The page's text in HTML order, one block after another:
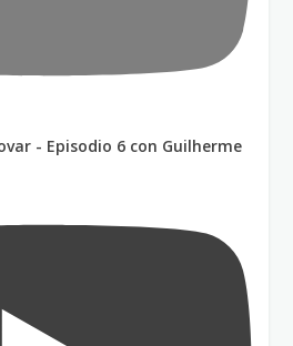
- Episodio 6 con Guilherme